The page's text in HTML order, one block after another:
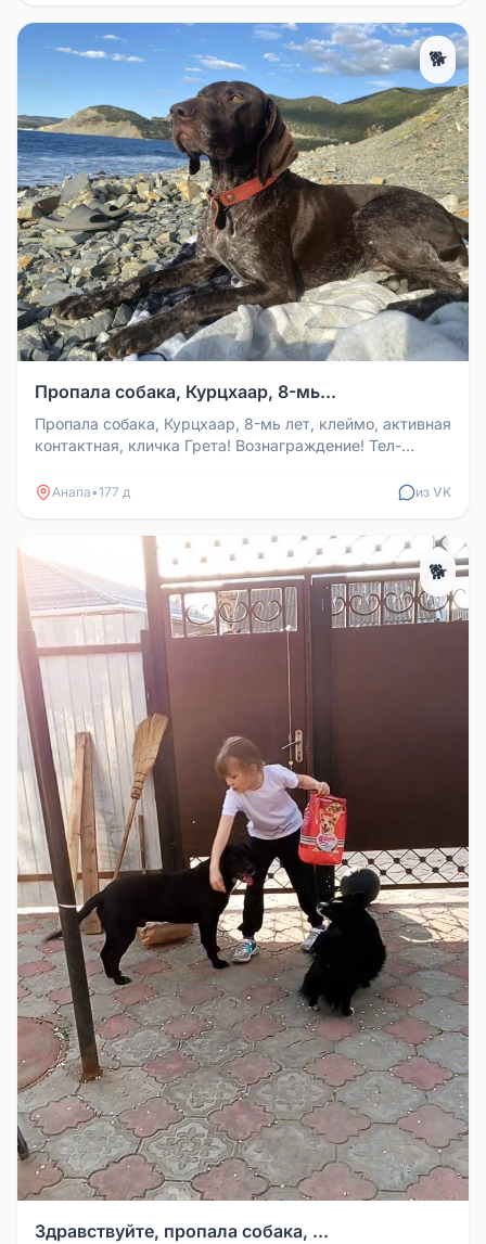
🐕
Пропала собака, Курцхаар, 8-мь...
Пропала собака, Курцхаар, 8-мь лет, клеймо, активная
контактная, кличка Грета! Вознаграждение! Тел-
Анапа•177 д из VK
🐕
Здравствуйте, пропала собака, ...